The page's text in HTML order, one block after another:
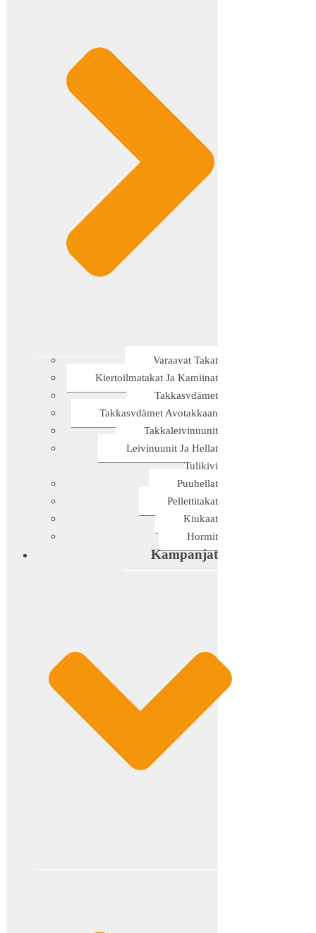
Varaavat Takat
Kiertoilmatakat Ja Kamiinat
Takkasydämet
Takkasydämet Avotakkaan
Takkaleivinuunit
Leivinuunit Ja Hellat
Tulikivi
Puuhellat
Pellettitakat
Kiukaat
Hormit
Kampanjat